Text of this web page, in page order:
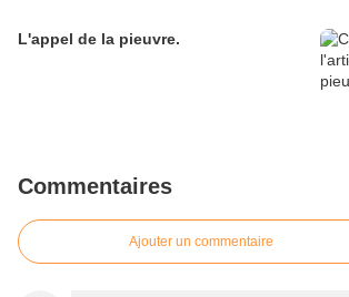
L'appel de la pieuvre.
Commentaires
Ajouter un commentaire